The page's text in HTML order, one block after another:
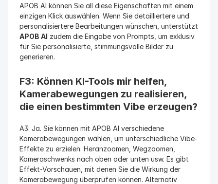
APOB AI können Sie all diese Eigenschaften mit einem
einzigen Klick auswählen. Wenn Sie detailliertere und
APOB AI zudem die Eingabe von Prompts, um exklusiv
für Sie personalisierte, stimmungsvolle Bilder zu
generieren.
F3: Können KI-Tools mir helfen,
Kamerabewegungen zu realisieren,
die einen bestimmten Vibe erzeugen?
A3: Ja. Sie können mit APOB AI verschiedene
Kamerabewegungen wählen, um unterschiedliche Vibe-
Effekte zu erzielen: Heranzoomen, Wegzoomen,
Kameraschwenks nach oben oder unten usw. Es gibt
Effekt-Vorschauen, mit denen Sie die Wirkung der
Kamerabewegung überprüfen können. Alternativ